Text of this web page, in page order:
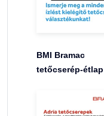
BMI Bramac
tetőcserép-étlap